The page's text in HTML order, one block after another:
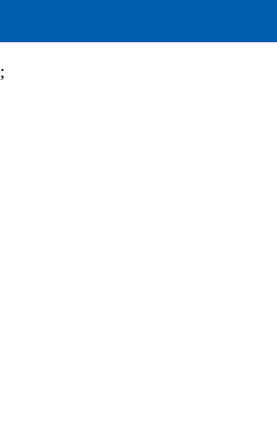
;